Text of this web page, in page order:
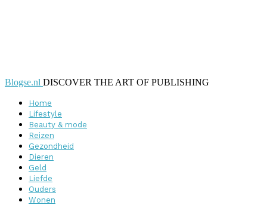
Blogse.nl DISCOVER THE ART OF PUBLISHING
Home
Lifestyle
Beauty & mode
Reizen
Gezondheid
Dieren
Geld
Liefde
Ouders
Wonen